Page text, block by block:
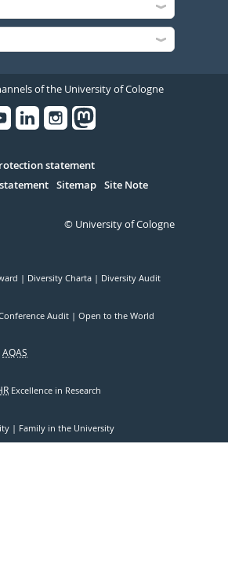
of the University of Cologne
statement
Sitemap Site Note
© University of Cologne
Diversity Charta Diversity Audit
Audit Open to the World
AQAS
Excellence in Research
Family in the University